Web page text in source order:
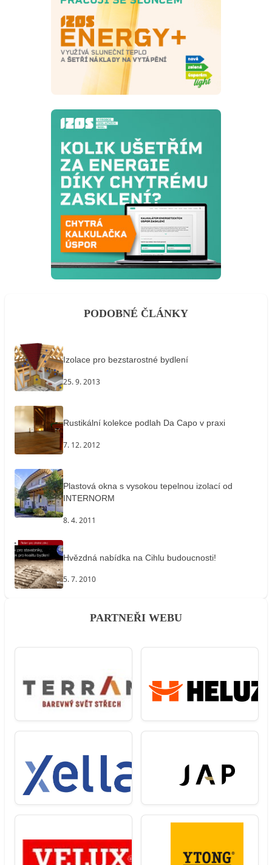
PODOBNÉ ČLÁNKY
Izolace pro bezstarostné bydlení
25. 9. 2013
Rustikální kolekce podlah Da Capo v praxi
7. 12. 2012
Plastová okna s vysokou tepelnou izolací od
INTERNORM
8. 4. 2011
Hvězdná nabídka na Cihlu budoucnosti!
5. 7. 2010
PARTNEŘI WEBU